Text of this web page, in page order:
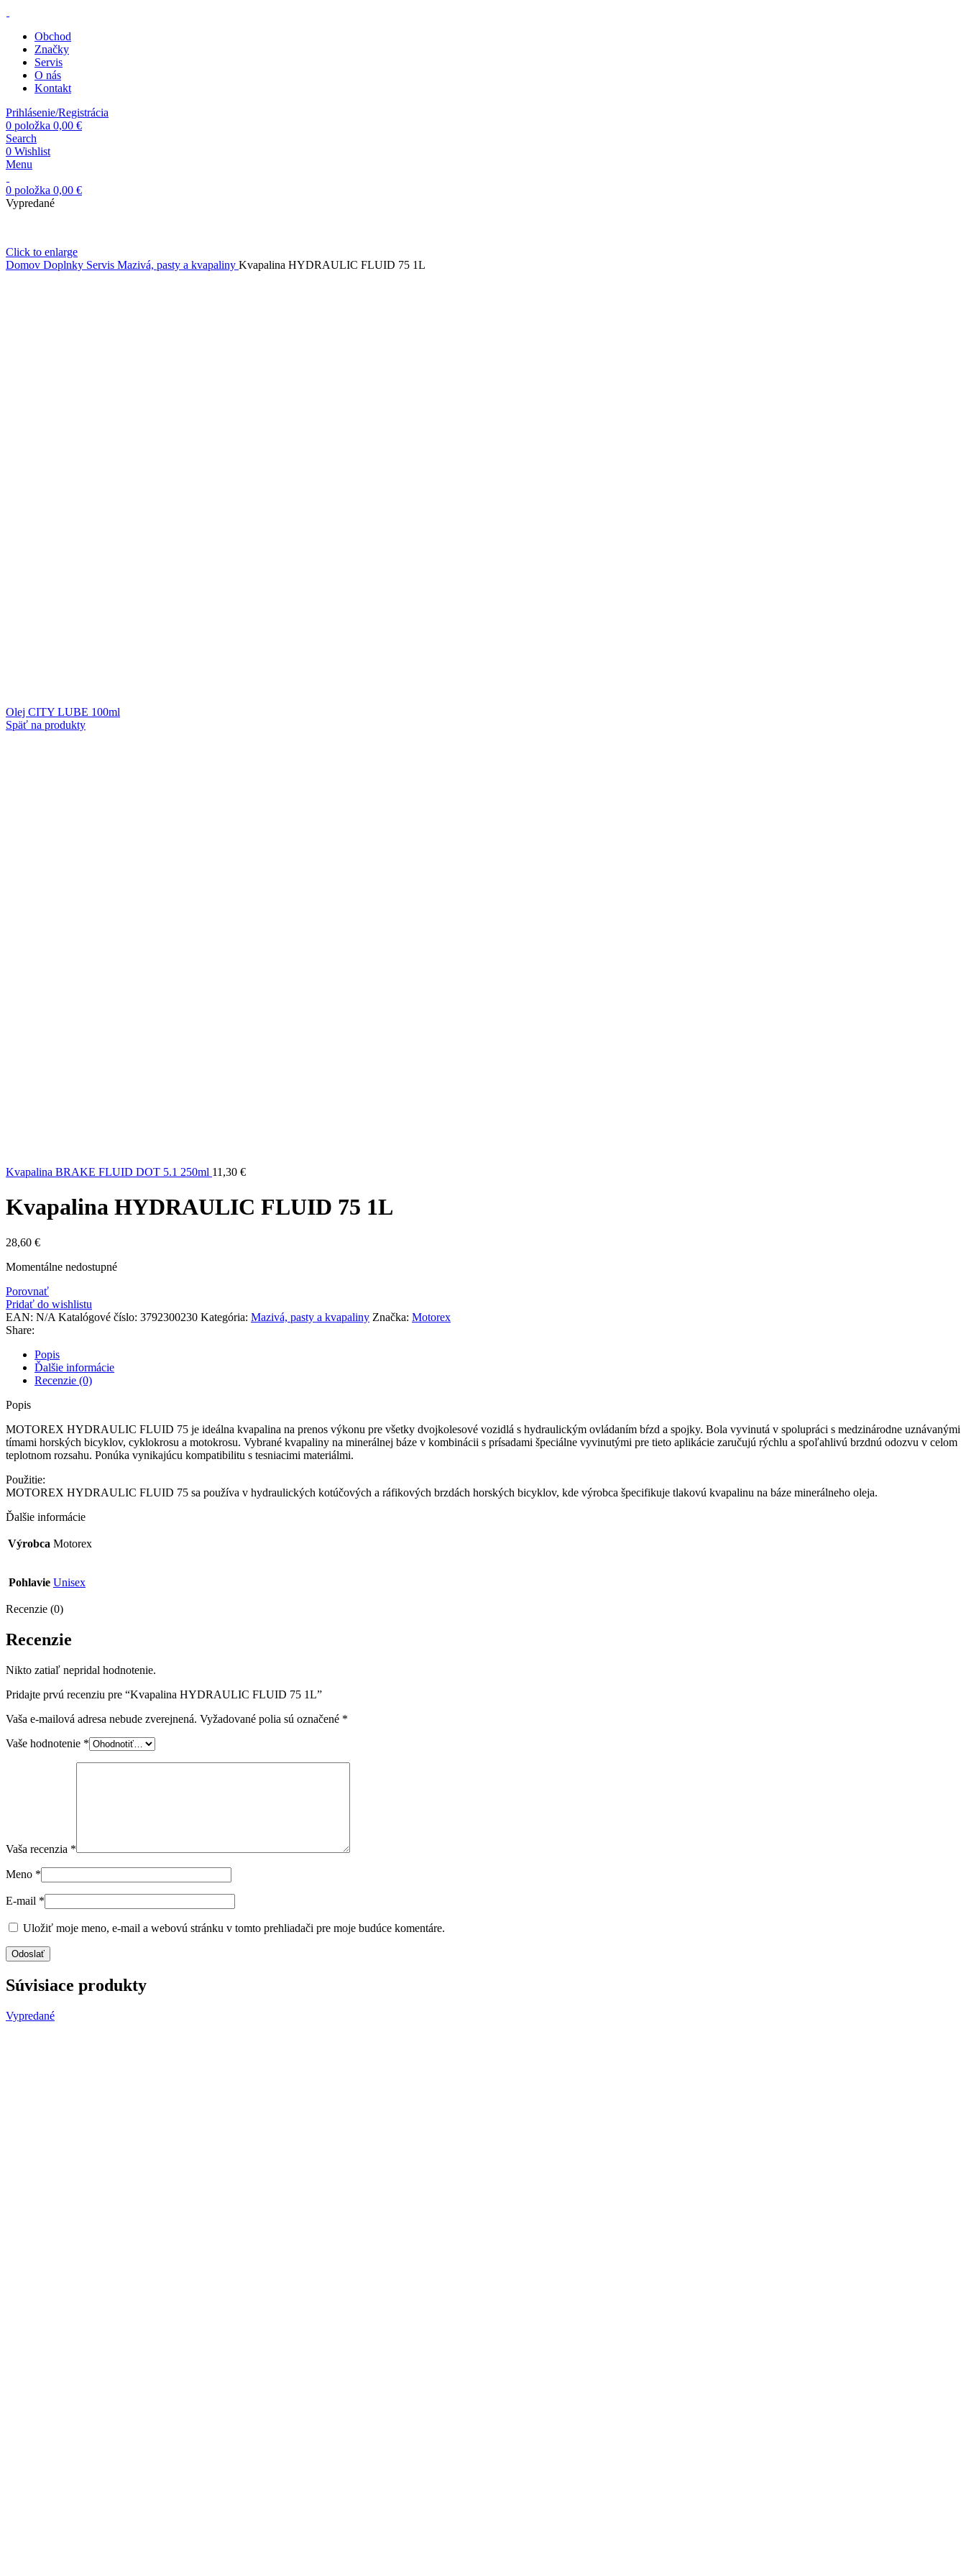
Obchod
Značky
Servis
O nás
Kontakt
Prihlásenie/Registrácia
0 položka 0,00 €
Search
0 Wishlist
Menu
0 položka 0,00 €
Vypredané
Click to enlarge
Domov Doplnky Servis Mazivá, pasty a kvapaliny Kvapalina HYDRAULIC FLUID 75 1L
Olej CITY LUBE 100ml
Späť na produkty
Kvapalina BRAKE FLUID DOT 5.1 250ml 11,30 €
Kvapalina HYDRAULIC FLUID 75 1L
28,60 €
Momentálne nedostupné
Porovnať
Pridať do wishlistu
EAN: N/A Katalógové číslo: 3792300230 Kategória: Mazivá, pasty a kvapaliny Značka: Motorex
Share:
Popis
Ďalšie informácie
Recenzie (0)
Popis
MOTOREX HYDRAULIC FLUID 75 je ideálna kvapalina na prenos výkonu pre všetky dvojkolesové vozidlá s hydraulickým ovládaním bŕzd a spojky. Bola vyvinutá v spolupráci s medzinárodne uznávanými
tímami horských bicyklov, cyklokrosu a motokrosu. Vybrané kvapaliny na minerálnej báze v kombinácii s prísadami špeciálne vyvinutými pre tieto aplikácie zaručujú rýchlu a spoľahlivú brzdnú odozvu v celom
teplotnom rozsahu. Ponúka vynikajúcu kompatibilitu s tesniacimi materiálmi.
Použitie:
MOTOREX HYDRAULIC FLUID 75 sa používa v hydraulických kotúčových a ráfikových brzdách horských bicyklov, kde výrobca špecifikuje tlakovú kvapalinu na báze minerálneho oleja.
Ďalšie informácie
Výrobca Motorex
Pohlavie Unisex
Recenzie (0)
Recenzie
Nikto zatiaľ nepridal hodnotenie.
Pridajte prvú recenziu pre “Kvapalina HYDRAULIC FLUID 75 1L”
Vaša e-mailová adresa nebude zverejnená. Vyžadované polia sú označené *
Vaše hodnotenie *
Vaša recenzia *
Meno *
E-mail *
Uložiť moje meno, e-mail a webovú stránku v tomto prehliadači pre moje budúce komentáre.
Súvisiace produkty
Vypredané